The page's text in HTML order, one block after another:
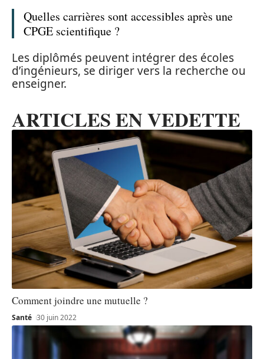
Quelles carrières sont accessibles après une
CPGE scientifique ?
Les diplômés peuvent intégrer des écoles
d’ingénieurs, se diriger vers la recherche ou
enseigner.
ARTICLES EN VEDETTE
Comment joindre une mutuelle ?
Santé 30 juin 2022